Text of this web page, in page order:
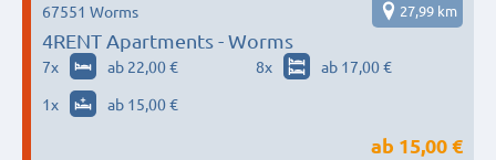
4RENT Apartments - Worms
67551 Worms 27,99 km
7x ab 22,00 € 8x
ab 17,00 €
1x ab 15,00 €
ab 15,00 €